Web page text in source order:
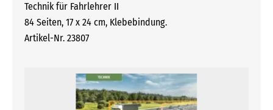
Technik für Fahrlehrer II
84 Seiten, 17 x 24 cm, Klebebindung.
Artikel-Nr. 23807